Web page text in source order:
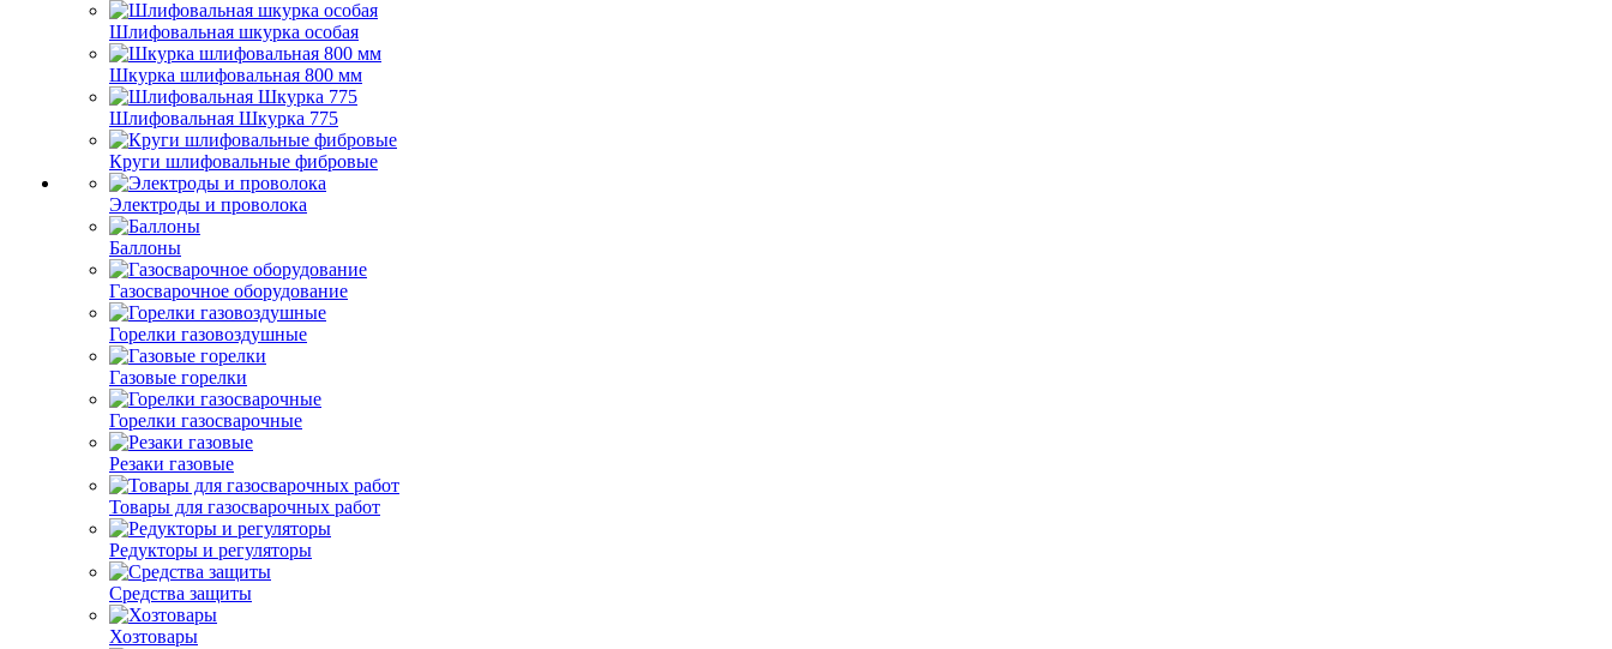
Шлифовальная шкурка особая
Шкурка шлифовальная 800 мм
Шлифовальная Шкурка 775
Круги шлифовальные фибровые
Электроды и проволока
Баллоны
Газосварочное оборудование
Горелки газовоздушные
Газовые горелки
Горелки газосварочные
Резаки газовые
Товары для газосварочных работ
Редукторы и регуляторы
Средства защиты
Хозтовары